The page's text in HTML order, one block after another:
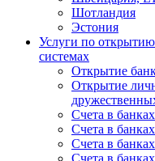
Шотландия
Эстония
Услуги по
системах
Открытие
Открытие
Счета в
Счета в
Счета в
Счета в